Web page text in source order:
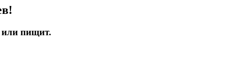
или пищит.